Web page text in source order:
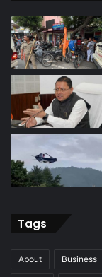
Tags
About Business